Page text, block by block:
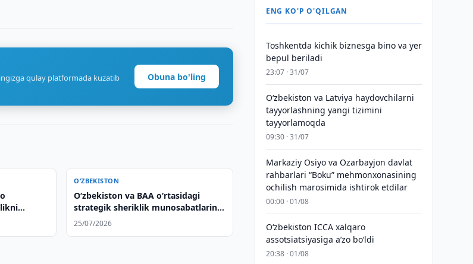
qulay platformada kuzatib
Obuna bo'ling
O‘ZBEKISTON
Oʻzbekiston va BAA oʻrtasidagi
strategik sheriklik munosabatlarini
yanada mustahkamlash masalalari
25/07/2026
ENG KO'P O'QILGAN
Toshkentda kichik biznesga bino va yer
bepul beriladi
23:07 · 31/07
Oʻzbekiston va Latviya haydovchilarni
tayyorlashning yangi tizimini
tayyorlamoqda
09:30 · 31/07
Markaziy Osiyo va Ozarbayjon davlat
rahbarlari “Boku” mehmonxonasining
ochilish marosimida ishtirok etdilar
00:00 · 01/08
O‘zbekiston ICCA xalqaro
assotsiatsiyasiga aʼzo bo‘ldi
20:38 · 01/08